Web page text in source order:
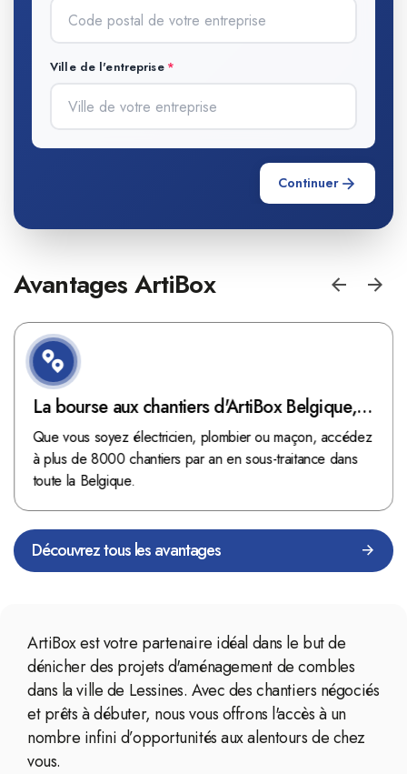
Ville de l'entreprise
Continuer
Avantages ArtiBox
La bourse aux chantiers d'ArtiBox Belgique,
véritable mine d'or !
Que vous soyez électricien, plombier ou maçon, accédez
à plus de 8000 chantiers par an en sous-traitance dans
toute la Belgique.
Découvrez tous les avantages
ArtiBox est votre partenaire idéal dans le but de
dénicher des projets d'aménagement de combles
dans la ville de Lessines. Avec des chantiers négociés
et prêts à débuter, nous vous offrons l'accès à un
nombre infini d’opportunités aux alentours de chez
vous.